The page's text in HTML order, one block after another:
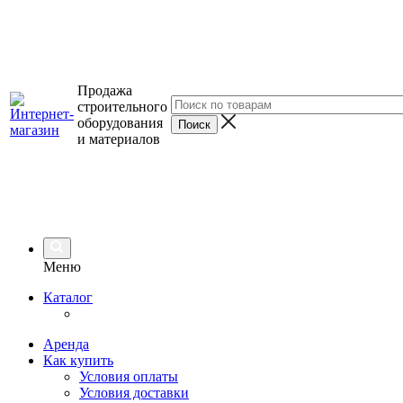
Продажа
строительного
оборудования
и материалов
Меню
Каталог
Аренда
Как купить
Условия оплаты
Условия доставки